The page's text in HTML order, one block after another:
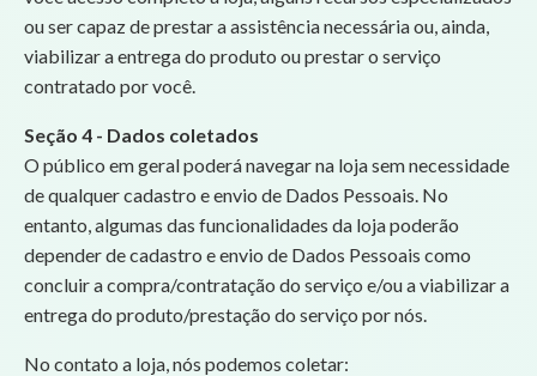
ou ser capaz de prestar a assistência necessária ou, ainda,
viabilizar a entrega do produto ou prestar o serviço
contratado por você.
Seção 4 - Dados coletados
O público em geral poderá navegar na loja sem necessidade
de qualquer cadastro e envio de Dados Pessoais. No
entanto, algumas das funcionalidades da loja poderão
depender de cadastro e envio de Dados Pessoais como
concluir a compra/contratação do serviço e/ou a viabilizar a
entrega do produto/prestação do serviço por nós.
No contato a loja, nós podemos coletar: